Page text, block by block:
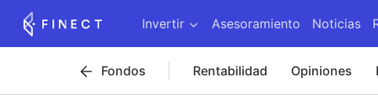
Invertir Asesoramiento Noticias
Fondos Rentabilidad Opiniones